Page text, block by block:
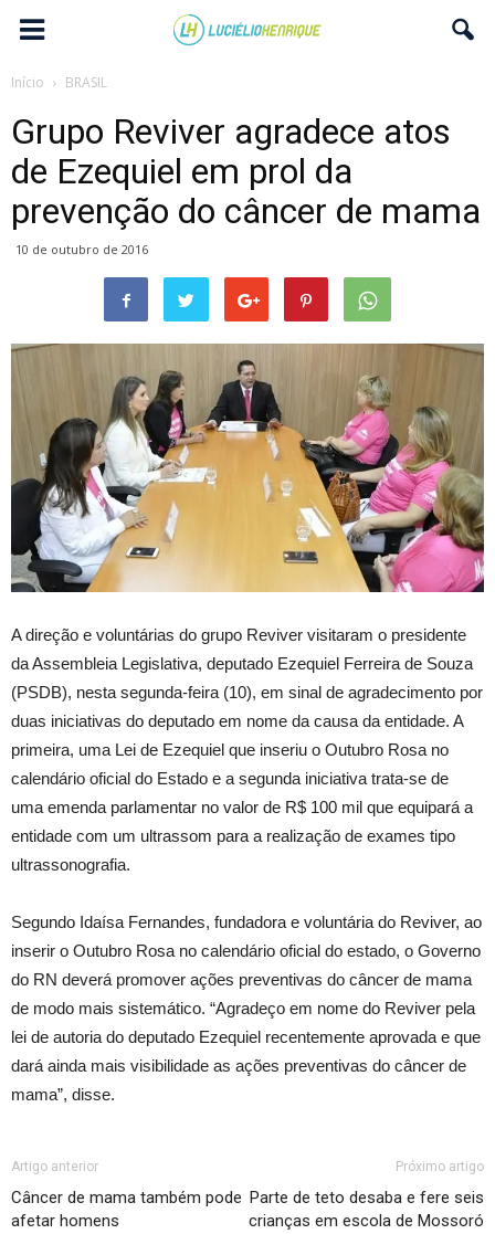
Início BRASIL
Grupo Reviver agradece atos
de Ezequiel em prol da
prevenção do câncer de mama
10 de outubro de 2016
A direção e voluntárias do grupo Reviver visitaram o presidente
da Assembleia Legislativa, deputado Ezequiel Ferreira de Souza
(PSDB), nesta segunda-feira (10), em sinal de agradecimento por
duas iniciativas do deputado em nome da causa da entidade. A
primeira, uma Lei de Ezequiel que inseriu o Outubro Rosa no
calendário oficial do Estado e a segunda iniciativa trata-se de
uma emenda parlamentar no valor de R$ 100 mil que equipará a
entidade com um ultrassom para a realização de exames tipo
ultrassonografia.
Segundo Idaísa Fernandes, fundadora e voluntária do Reviver, ao
inserir o Outubro Rosa no calendário oficial do estado, o Governo
do RN deverá promover ações preventivas do câncer de mama
de modo mais sistemático. “Agradeço em nome do Reviver pela
lei de autoria do deputado Ezequiel recentemente aprovada e que
dará ainda mais visibilidade as ações preventivas do câncer de
mama”, disse.
Artigo anterior
Câncer de mama também pode
afetar homens
Próximo artigo
Parte de teto desaba e fere seis
crianças em escola de Mossoró